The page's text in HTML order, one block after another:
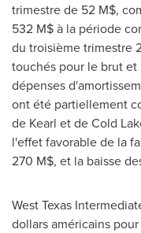
trimestre de 52 M$,
532 M$ à la période
du troisième trimestre
touchés pour le brut et
dépenses
ont été partiellement
de Kearl et deCold
l'effet favorable de la
270 M$, et la baisse
West Texas
dollars américains